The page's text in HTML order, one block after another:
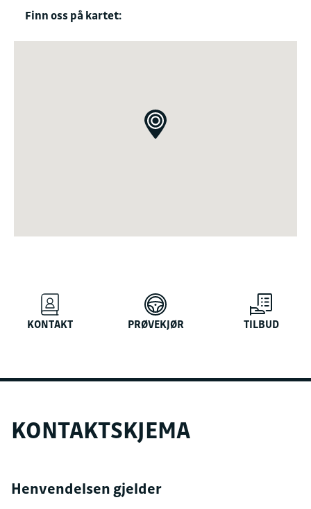
Finn oss på kartet:
KONTAKT PRØVEKJØR TILBUD
KONTAKTSKJEMA
Henvendelsen gjelder